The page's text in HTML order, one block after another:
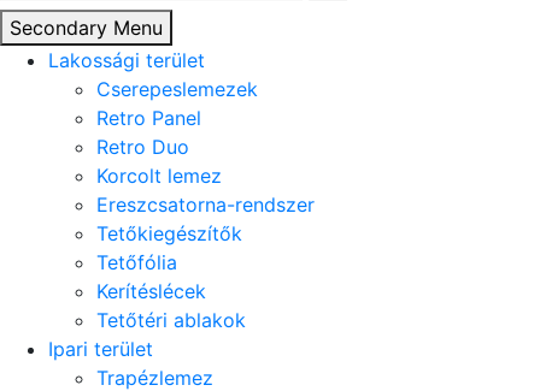
Secondary Menu
Lakossági terület
Cserepeslemezek
Retro Panel
Retro Duo
Korcolt lemez
Ereszcsatorna-rendszer
Tetőkiegészítők
Tetőfólia
Kerítéslécek
Tetőtéri ablakok
Ipari terület
Trapézlemez